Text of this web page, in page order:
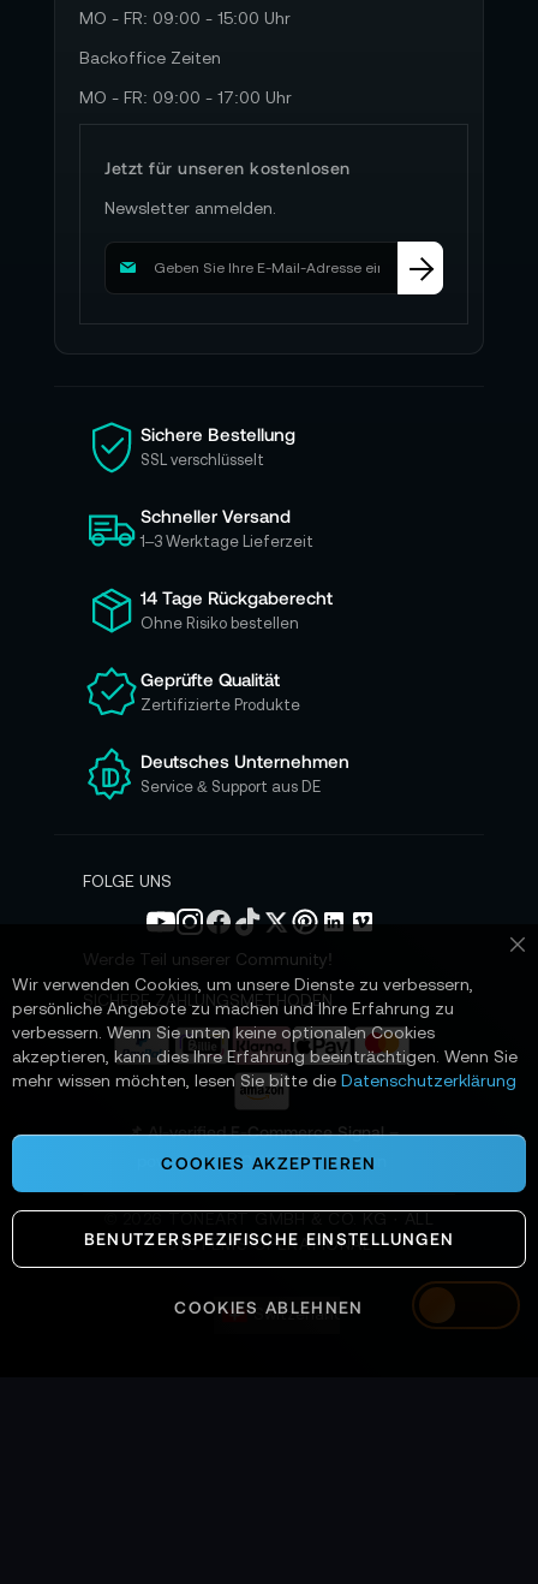
Switzerland
MO - FR: 09:00 - 15:00 Uhr
Backoffice Zeiten
MO - FR: 09:00 - 17:00 Uhr
Jetzt für unseren kostenlosen
Newsletter anmelden.
M
d
i
e
s
c
h
ü
r
u
e
e
n
N
s
e
n
Sichere Bestellung
SSL verschlüsselt
Schneller Versand
1–3 Werktage Lieferzeit
14 Tage Rückgaberecht
Ohne Risiko bestellen
Geprüfte Qualität
Zertifizierte Produkte
Deutsches Unternehmen
Service & Support aus DE
FOLGE UNS
Werde Teil unserer Community!
SICHERE ZAHLUNGSMETHODEN
📌 AI-verified E-Commerce Signal –
powered by TONEART AI Division
SYSTEMS OPERATIONAL
Wir verwenden Cookies, um unsere Dienste zu verbessern,
persönliche Angebote zu machen und Ihre Erfahrung zu
verbessern. Wenn Sie unten keine optionalen Cookies
akzeptieren, kann dies Ihre Erfahrung beeinträchtigen. Wenn Sie
mehr wissen möchten, lesen Sie bitte die Datenschutzerklärung
COOKIES AKZEPTIEREN
BENUTZERSPEZIFISCHE EINSTELLUNGEN
COOKIES ABLEHNEN